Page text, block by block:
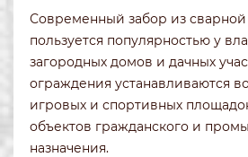
Современный забор из сварной
пользуется популярностью у
загородных домов и дачных
ограждения устанавливаются
игровых и спортивных
объектов гражданского и
назначения.